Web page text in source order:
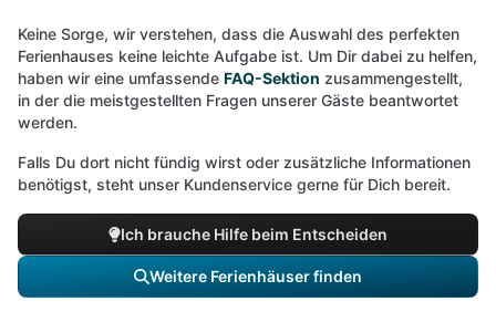
Keine Sorge, wir verstehen, dass die Auswahl des perfekten
Ferienhauses keine leichte Aufgabe ist. Um Dir dabei zu helfen,
haben wir eine umfassende FAQ-Sektion zusammengestellt,
in der die meistgestellten Fragen unserer Gäste beantwortet
werden.
Falls Du dort nicht fündig wirst oder zusätzliche Informationen
benötigst, steht unser Kundenservice gerne für Dich bereit.
Ich brauche Hilfe beim Entscheiden
Weitere Ferienhäuser finden